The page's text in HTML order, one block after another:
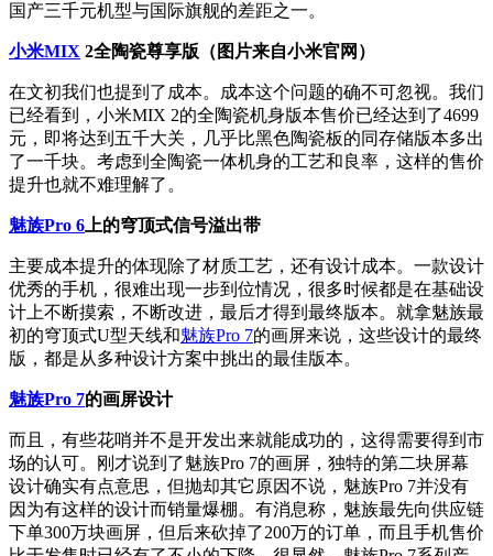
国产三千元机型与国际旗舰的差距之一。
小米MIX 2全陶瓷尊享版（图片来自小米官网）
在文初我们也提到了成本。成本这个问题的确不可忽视。我们
已经看到，小米MIX 2的全陶瓷机身版本售价已经达到了4699
元，即将达到五千大关，几乎比黑色陶瓷板的同存储版本多出
了一千块。考虑到全陶瓷一体机身的工艺和良率，这样的售价
提升也就不难理解了。
魅族Pro 6 上的穹顶式信号溢出带
主要成本提升的体现除了材质工艺，还有设计成本。一款设计
优秀的手机，很难出现一步到位情况，很多时候都是在基础设
计上不断摸索，不断改进，最后才得到最终版本。就拿魅族最
初的穹顶式U型天线和魅族Pro 7的画屏来说，这些设计的最终
版，都是从多种设计方案中挑出的最佳版本。
魅族Pro 7的画屏设计
而且，有些花哨并不是开发出来就能成功的，这得需要得到市
场的认可。刚才说到了魅族Pro 7的画屏，独特的第二块屏幕
设计确实有点意思，但抛却其它原因不说，魅族Pro 7并没有
因为有这样的设计而销量爆棚。有消息称，魅族最先向供应链
下单300万块画屏，但后来砍掉了200万的订单，而且手机售价